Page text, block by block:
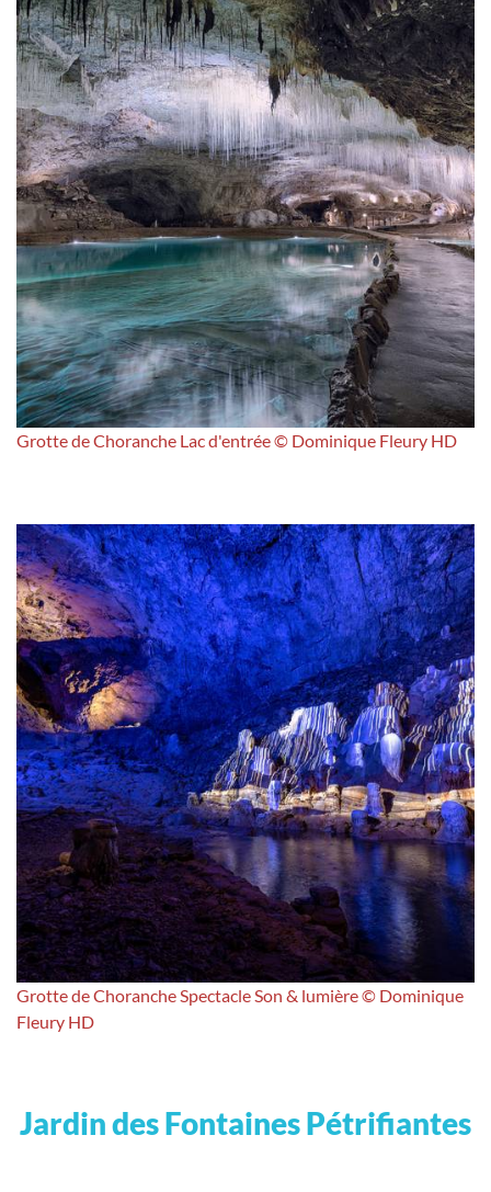
Grotte de Choranche Lac d'entrée © Dominique Fleury HD
Grotte de Choranche Spectacle Son & lumière © Dominique
Fleury HD
Jardin des Fontaines Pétrifiantes